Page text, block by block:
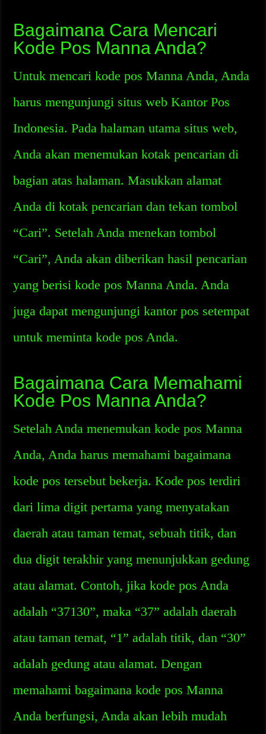
Bagaimana Cara Mencari
Kode Pos Manna Anda?
Untuk mencari kode pos Manna Anda, Anda
harus mengunjungi situs web Kantor Pos
Indonesia. Pada halaman utama situs web,
Anda akan menemukan kotak pencarian di
bagian atas halaman. Masukkan alamat
Anda di kotak pencarian dan tekan tombol
“Cari”. Setelah Anda menekan tombol
“Cari”, Anda akan diberikan hasil pencarian
yang berisi kode pos Manna Anda. Anda
juga dapat mengunjungi kantor pos setempat
untuk meminta kode pos Anda.
Bagaimana Cara Memahami
Kode Pos Manna Anda?
Setelah Anda menemukan kode pos Manna
Anda, Anda harus memahami bagaimana
kode pos tersebut bekerja. Kode pos terdiri
dari lima digit pertama yang menyatakan
daerah atau taman temat, sebuah titik, dan
dua digit terakhir yang menunjukkan gedung
atau alamat. Contoh, jika kode pos Anda
adalah “37130”, maka “37” adalah daerah
atau taman temat, “1” adalah titik, dan “30”
adalah gedung atau alamat. Dengan
memahami bagaimana kode pos Manna
Anda berfungsi, Anda akan lebih mudah